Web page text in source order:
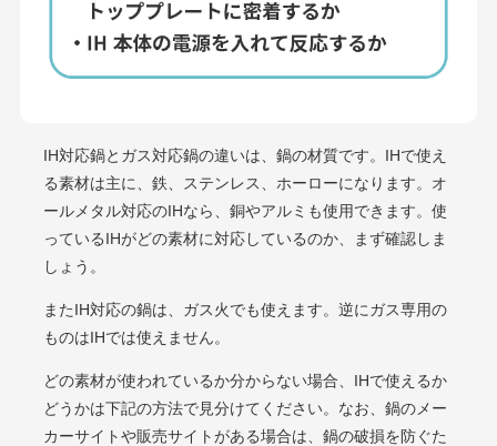
IH対応鍋とガス対応鍋の違いは、鍋の材質です。IHで使え
る素材は主に、鉄、ステンレス、ホーローになります。オ
ールメタル対応のIHなら、銅やアルミも使用できます。使
っているIHがどの素材に対応しているのか、まず確認しま
しょう。
またIH対応の鍋は、ガス火でも使えます。逆にガス専用の
ものはIHでは使えません。
どの素材が使われているか分からない場合、IHで使えるか
どうかは下記の方法で見分けてください。なお、鍋のメー
カーサイトや販売サイトがある場合は、鍋の破損を防ぐた